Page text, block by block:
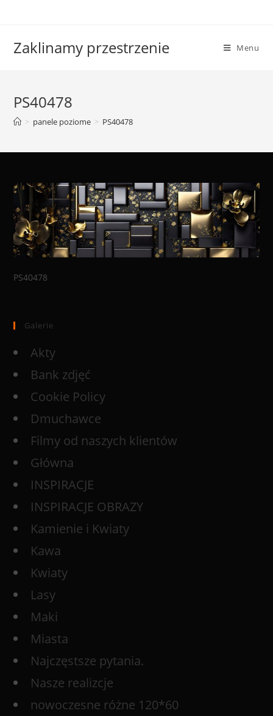
Zaklinamy przestrzenie Menu
PS40478
> panele poziome > PS40478
PS40478
Galerie
Akty
Bank zdjęć
Cookie Policy
Dmuchawce
Filmy od naszych klientów
Główna
INSPIRACJE
INSPIRACJE OBRAZY
Kamienie i Kwiaty
Kawa
Kwiaty
Lasy
Maki
Miasta
Najczęstsze pytania.
Nasze realizcje
nowoczesne różne 120*60